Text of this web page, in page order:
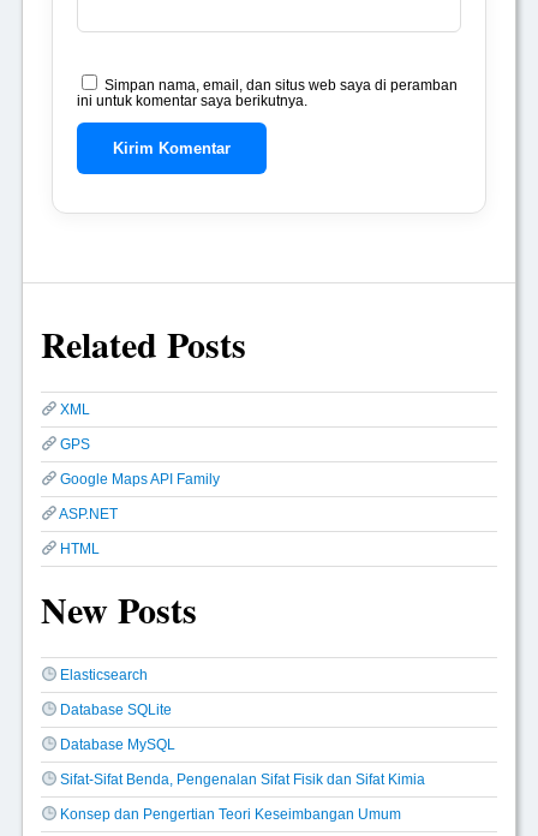
Simpan nama, email, dan situs web saya di peramban
ini untuk komentar saya berikutnya.
Related Posts
XML
GPS
Google Maps API Family
ASP.NET
HTML
New Posts
Elasticsearch
Database SQLite
Database MySQL
Sifat-Sifat Benda, Pengenalan Sifat Fisik dan Sifat Kimia
Konsep dan Pengertian Teori Keseimbangan Umum